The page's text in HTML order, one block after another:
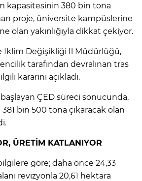
kapasitesinin 380 bin tona
proje, üniversite kampüslerine
olan yakınlığıyla dikkat çekiyor.
İklim Değişikliği İl Müdürlüğü,
tarafından devralınan tras
kararını açıkladı.
ÇED süreci sonucunda,
381 bin 500 tona çıkaracak olan
ÜRETİM KATLANIYOR
göre; daha önce 24,33
revizyonla 20,61 hektara